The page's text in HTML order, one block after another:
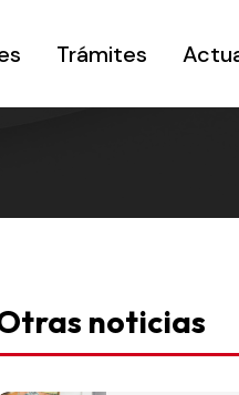
Trámites
noticias